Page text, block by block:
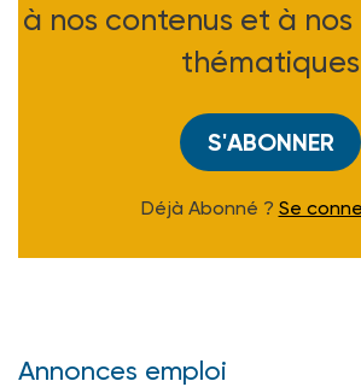
à nos contenus et à
thématiques
S'ABONNER
Déjà Abonné ? Se
Annonces emploi